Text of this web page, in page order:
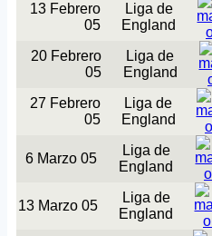
13 Febrero
05
Liga de
England
20 Febrero
05
Liga de
England
27 Febrero
05
Liga de
England
6 Marzo 05
Liga de
England
13 Marzo 05
Liga de
England